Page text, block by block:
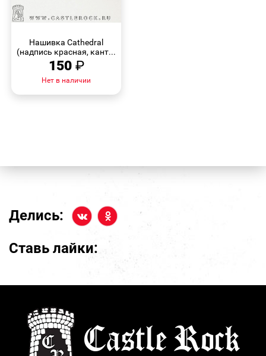
Нашивка Cathedral
(надпись красная, кант...
150 ₽
Нет в наличии
Делись:
Ставь лайки: